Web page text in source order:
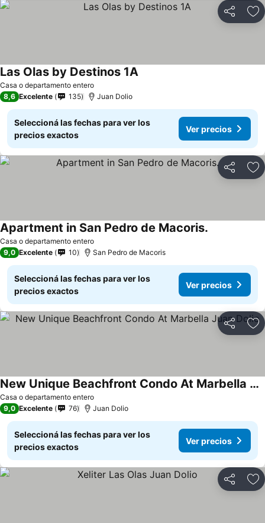
Compartir
Casa o departamento entero
Las Olas by Destinos 1AVer precios
8,6 Excelente 135 Juan Dolio
Seleccioná las fechas para ver los
precios exactos
Ver precios
Compartir
Casa o departamento entero
Apartment in San Pedro de Macoris.
9,0 Excelente 10 San Pedro de Macoris
Seleccioná las fechas para ver los
precios exactos
Ver precios
Compartir
Casa o departamento entero
New Unique Beachfront Condo At Marbella Juan Dolio
Ver precios
9,0 Excelente 76 Juan Dolio
Seleccioná las fechas para ver los
precios exactos
Ver precios
Compartir